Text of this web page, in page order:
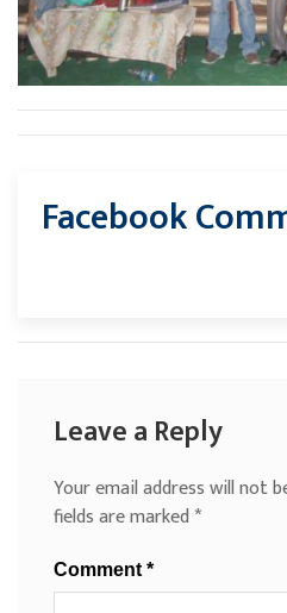
Facebook
Leave a Reply
Your email address will not
fields are marked*
Comment *